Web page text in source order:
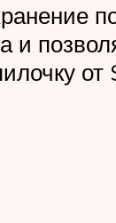
и
от